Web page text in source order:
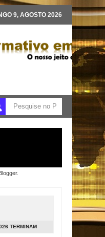
9, AGOSTO 2026
.
TERMINAM